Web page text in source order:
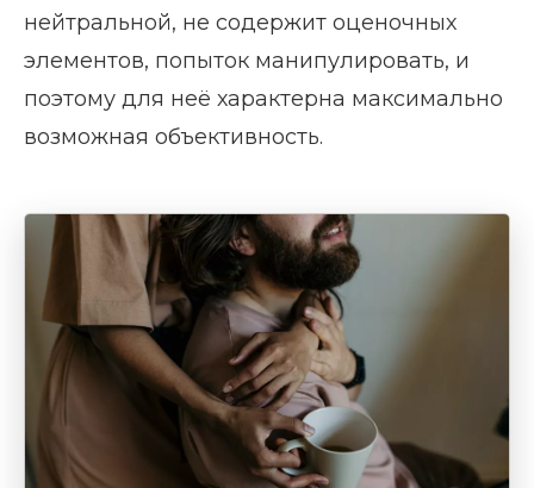
нейтральной, не содержит оценочных
элементов, попыток манипулировать, и
поэтому для неё характерна максимально
возможная объективность.